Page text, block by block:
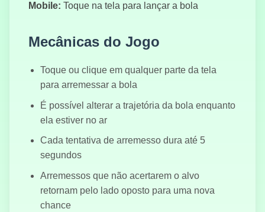
Блоков
Футбол
Mobile: Toque na tela para lançar a bola
Mecânicas do Jogo
Toque ou clique em qualquer parte da tela
para arremessar a bola
É possível alterar a trajetória da bola enquanto
ela estiver no ar
Cada tentativa de arremesso dura até 5
segundos
Arremessos que não acertarem o alvo
retornam pelo lado oposto para uma nova
chance